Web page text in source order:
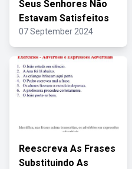
Seus Senhores Não
Estavam Satisfeitos
07 September 2024
Reescreva As Frases
Substituindo As